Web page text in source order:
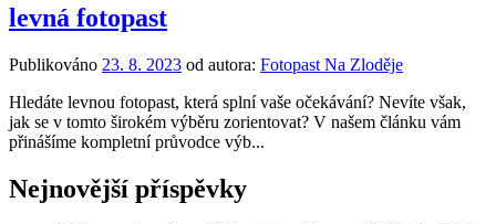
levná fotopast
Publikováno 23. 8. 2023 od autora: Fotopast Na Zloděje
Hledáte levnou fotopast, která splní vaše očekávání? Nevíte však,
jak se v tomto širokém výběru zorientovat? V našem článku vám
přinášíme kompletní průvodce výb...
Nejnovější příspěvky